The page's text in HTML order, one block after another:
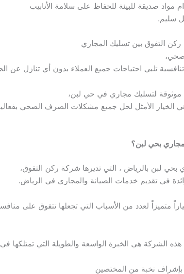
صديقة للبيئة للحفاظ على سلامة الأنابيب
سليم.
التفوق بين تسليك المجاري
تنافسية تلبي احتياجات جميع العملاء بدون أي تنازل عن
لتسليك مجاري في حي لبن،
الخيار الأمثل لحل جميع مشكلات الصرف الصحي
مجاري بحي لبن؟
لبن بالرياض ، التي تديرها شركة ركن التفوق،
في تقديم خدمات الصيانة والمجاري في الرياض.
متميزاً لعدد من الأسباب التي تجعلها تتفوق على
هذه الشركة هي الخبرة الواسعة والطويلة التي تمتلكها
نخبة من المختصين